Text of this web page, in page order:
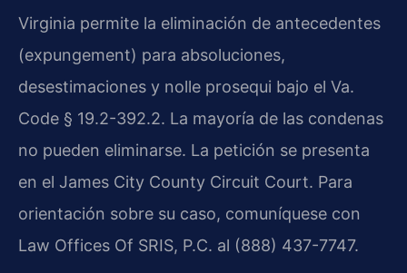
Virginia permite la eliminación de antecedentes
(expungement) para absoluciones,
desestimaciones y nolle prosequi bajo el Va.
Code § 19.2-392.2. La mayoría de las condenas
no pueden eliminarse. La petición se presenta
en el James City County Circuit Court. Para
orientación sobre su caso, comuníquese con
Law Offices Of SRIS, P.C. al (888) 437-7747.